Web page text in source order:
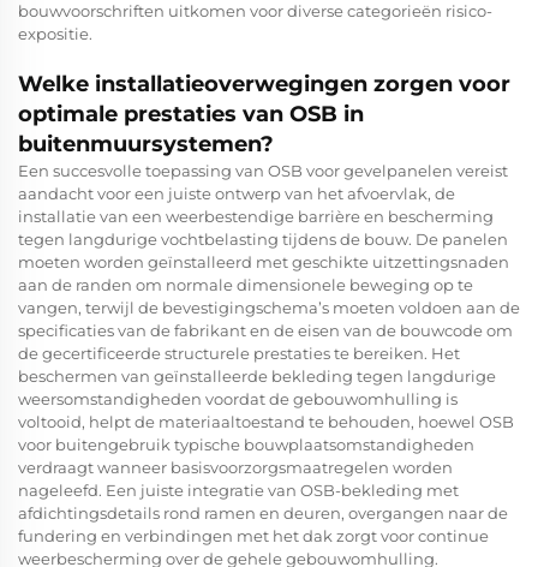
bouwvoorschriften uitkomen voor diverse categorieën risico-
expositie.
Welke installatieoverwegingen zorgen voor
optimale prestaties van OSB in
buitenmuursystemen?
Een succesvolle toepassing van OSB voor gevelpanelen vereist
aandacht voor een juiste ontwerp van het afvoervlak, de
installatie van een weerbestendige barrière en bescherming
tegen langdurige vochtbelasting tijdens de bouw. De panelen
moeten worden geïnstalleerd met geschikte uitzettingsnaden
aan de randen om normale dimensionele beweging op te
vangen, terwijl de bevestigingschema’s moeten voldoen aan de
specificaties van de fabrikant en de eisen van de bouwcode om
de gecertificeerde structurele prestaties te bereiken. Het
beschermen van geïnstalleerde bekleding tegen langdurige
weersomstandigheden voordat de gebouwomhulling is
voltooid, helpt de materiaaltoestand te behouden, hoewel OSB
voor buitengebruik typische bouwplaatsomstandigheden
verdraagt wanneer basisvoorzorgsmaatregelen worden
nageleefd. Een juiste integratie van OSB-bekleding met
afdichtingsdetails rond ramen en deuren, overgangen naar de
fundering en verbindingen met het dak zorgt voor continue
weerbescherming over de gehele gebouwomhulling.